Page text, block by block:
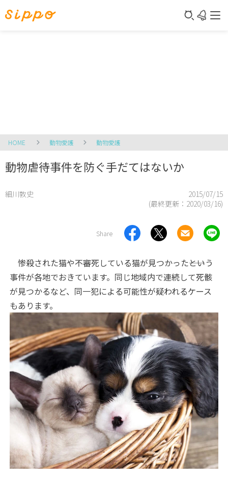
HOME 動物愛護 動物愛護
動物虐待事件を防ぐ手だてはないか
細川敦史
2015/07/15
(最終更新： 2020/03/16)
Share
惨殺された猫や不審死している猫が見つかった――という
事件が各地でおきています。同じ地域内で連続して死骸
が見つかるなど、同一犯による可能性が疑われるケース
もあります。